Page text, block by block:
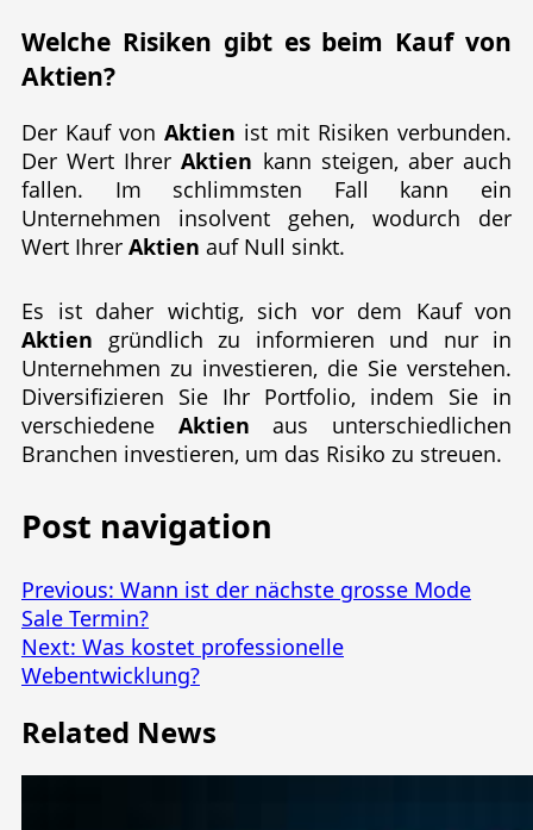
Welche Risiken gibt es beim Kauf von
Aktien?
Der Kauf von Aktien ist mit Risiken verbunden.
Der Wert IhrerAktien kann steigen, aber auch
fallen. Im schlimmsten Fall kann ein
Unternehmen insolvent gehen, wodurch der
Wert Ihrer Aktien auf Null sinkt.
Es ist daher wichtig, sich vor dem Kauf von
Aktien gründlich zu informieren und nur in
Unternehmen zu investieren, die Sie verstehen.
Diversifizieren Sie Ihr Portfolio, indem Sie in
verschiedene Aktien aus unterschiedlichen
Branchen investieren, um das Risiko zu streuen.
Post navigation
Previous: Wann ist der nächste grosse Mode
Sale Termin?
Next: Was kostet professionelle
Webentwicklung?
Related News